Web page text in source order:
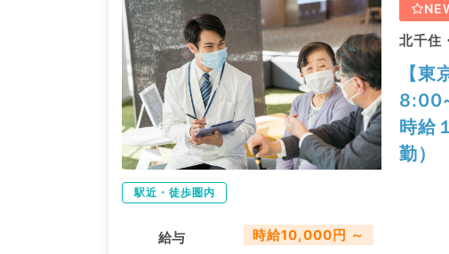
北千住
【
時給
勤）
駅近・徒歩圏内
給与 時給10,000円 ～